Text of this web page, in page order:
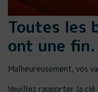
Toutes les
ont une fin.
Malheureusement, vos
Veuillez rapporter la clé